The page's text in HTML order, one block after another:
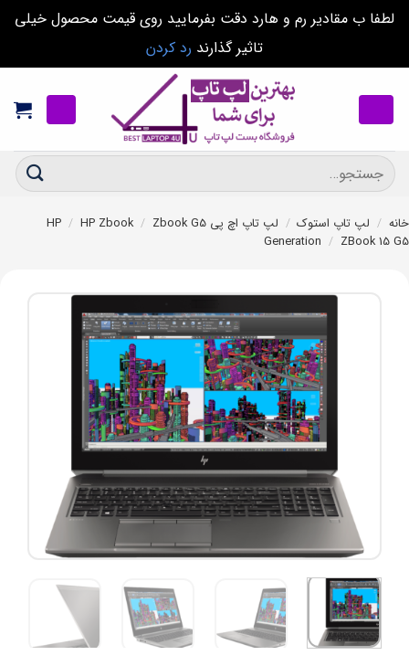
لطفا ب مقادیر رم و هارد دقت بفرمایید روی قیمت محصول خیلی
تاثیر گذارندرد کردن
جستجو
برای:
/ لپ تاپ استوک / لپ تاپ اچ پی HP / HP Zbook / Zbook G5
Generation / ZBook 15